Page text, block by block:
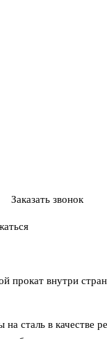
Заказать звонок
прокат внутри
сталь в